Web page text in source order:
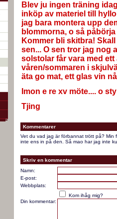
Blev ju ingen träning
inköp av materiel till
jag bara montera upp
blommorna, o så
Kommer bli skitbra!
sen... O sen tror jag nog
solstolar får vara med
våren/sommaren i
äta go mat, ett glas vin
Imon e re xv möte.... o
Tjing
Kommentarer
Vet du vad jag är förbannat trött på? Min
inte ens in på den. Så mao har jag inte
Skriv en kommentar
Namn:
E-post:
Webbplats:
Kom ihåg mig?
Din kommentar: